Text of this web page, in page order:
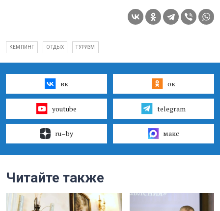
КЕМПИНГ ОТДЫХ ТУРИЗМ
вк ок
youtube telegram
ru–by макс
Читайте также